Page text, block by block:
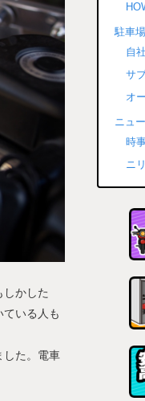
かした
いる人も
した。電車
駐車
自
サ
オ
ニュ
時
ニ